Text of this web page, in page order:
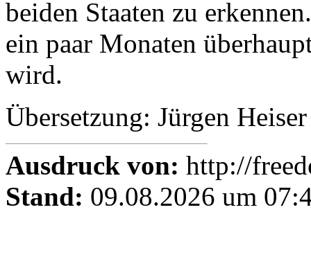
beiden Staaten zu
ein paar Monaten
wird.
Übersetzung: Jürgen Heiser
Ausdruck von: http://
Stand: 09.08.2026 um